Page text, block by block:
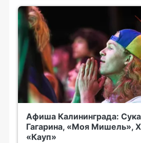
Афиша Калининграда:
Гагарина, «Моя Мишель»,
«Кауп»